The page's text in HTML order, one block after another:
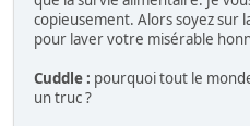
copieusement. Alors soyez sur
pour laver votre misérable
Cuddle : pourquoi tout le
un truc ?